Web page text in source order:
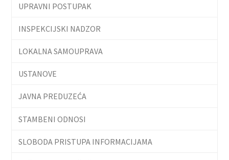
UPRAVNI POSTUPAK
INSPEKCIJSKI NADZOR
LOKALNA SAMOUPRAVA
USTANOVE
JAVNA PREDUZEĆA
STAMBENI ODNOSI
SLOBODA PRISTUPA INFORMACIJAMA